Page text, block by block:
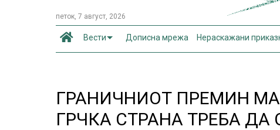
петок, 7 август, 2026
Вести Дописна мрежа Нераскажани
ГРАНИЧНИОТ ПРЕМИН
ГРЧКА СТРАНА ТРЕБА